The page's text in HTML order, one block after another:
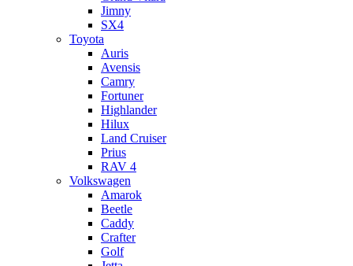
Jimny
SX4
Toyota
Auris
Avensis
Camry
Fortuner
Highlander
Hilux
Land Cruiser
Prius
RAV 4
Volkswagen
Amarok
Beetle
Caddy
Crafter
Golf